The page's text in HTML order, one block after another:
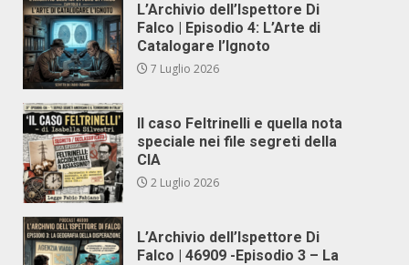
L’Archivio dell’Ispettore Di
Falco | Episodio 4: L’Arte di
Catalogare l’Ignoto
7 Luglio 2026
Il caso Feltrinelli e quella nota
speciale nei file segreti della
CIA
2 Luglio 2026
L’Archivio dell’Ispettore Di
Falco | 46909 -Episodio 3 – La